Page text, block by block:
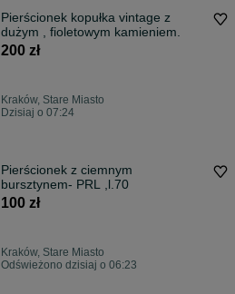
Pierścionek kopułka vintage z
dużym , fioletowym kamieniem.
200 zł
Kraków, Stare Miasto
Dzisiaj o 07:24
Pierścionek z ciemnym
bursztynem- PRL ,l.70
100 zł
Kraków, Stare Miasto
Odświeżono dzisiaj o 06:23